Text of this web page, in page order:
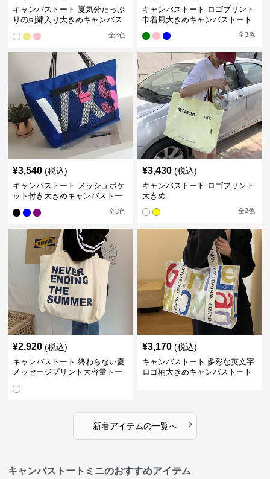
キャンバストート 夏気分たっぷ
りの刺繍入り大きめキャンバス
全3色
キャンバストート ロゴプリント
巾着風大きめキャンバストート
全3色
¥3,540 (税込)
キャンバストート メッシュポケ
ット付き大きめキャンバストー
全3色
¥3,430 (税込)
キャンバストート ロゴプリント
大きめ
全2色
¥2,920 (税込)
キャンバストート 終わらない夏
メッセージプリント大容量トー
¥3,170 (税込)
キャンバストート 多彩な英文字
ロゴ柄大きめキャンバストート
新着アイテムの一覧へ ›
キャンバストートミニのおすすめアイテム